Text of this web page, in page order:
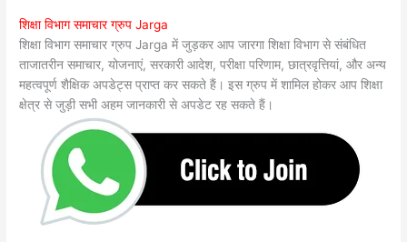
शिक्षा विभाग समाचार ग्रुप Jarga
शिक्षा विभाग समाचार ग्रुप Jarga में जुड़कर आप जारगा शिक्षा विभाग से संबंधित
ताजातरीन समाचार, योजनाएं, सरकारी आदेश, परीक्षा परिणाम, छात्रवृत्तियां, और अन्य
महत्वपूर्ण शैक्षिक अपडेट्स प्राप्त कर सकते हैं। इस ग्रुप में शामिल होकर आप शिक्षा
क्षेत्र से जुड़ी सभी अहम जानकारी से अपडेट रह सकते हैं।